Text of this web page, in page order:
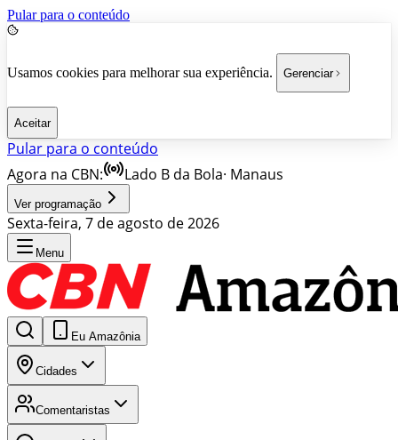
Pular para o conteúdo
Usamos cookies para melhorar sua experiência. Gerenciar
Aceitar
Pular para o conteúdo
Agora na CBN:
Lado B da Bola· Manaus
Ver programação
Sexta-feira, 7 de agosto de 2026
Menu
Eu Amazônia
Cidades
Comentaristas